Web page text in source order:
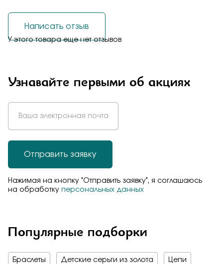
У этого товара еще нет отзывов
Написать отзыв
Узнавайте первыми об акциях
Отправить заявку
Нажимая на кнопку "Отправить заявку", я соглашаюсь
на обработку персональных данных
Популярные подборки
Браслеты Детские серьги из золота Цепи